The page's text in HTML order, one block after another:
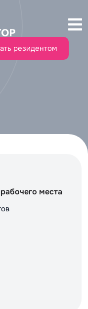
резидентом
места